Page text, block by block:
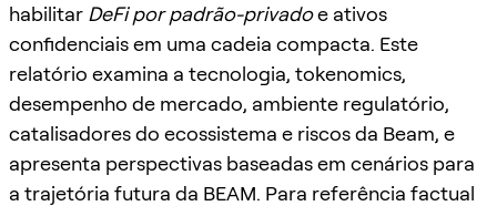
habilitar DeFi por padrão-privadoe ativos
confidenciais em uma cadeia compacta. Este
relatório examina a tecnologia, tokenomics,
desempenho de mercado, ambiente regulatório,
catalisadores do ecossistema e riscos da Beam, e
apresenta perspectivas baseadas em cenários para
a trajetória futura da BEAM. Para referência factual